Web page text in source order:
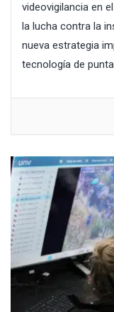
videovigilancia en
la lucha contra la
nueva estrategia
tecnología de punta